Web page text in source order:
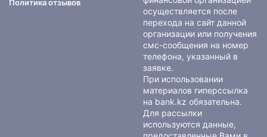
Политика отзывов
осуществляется после
перехода на сайт данной
организации или получения
смс-сообщения на номер
телефона, указанный в
заявке.
При использовании
материалов гиперссылка
на bank.kz обязательна.
Для рассылки
используются данные,